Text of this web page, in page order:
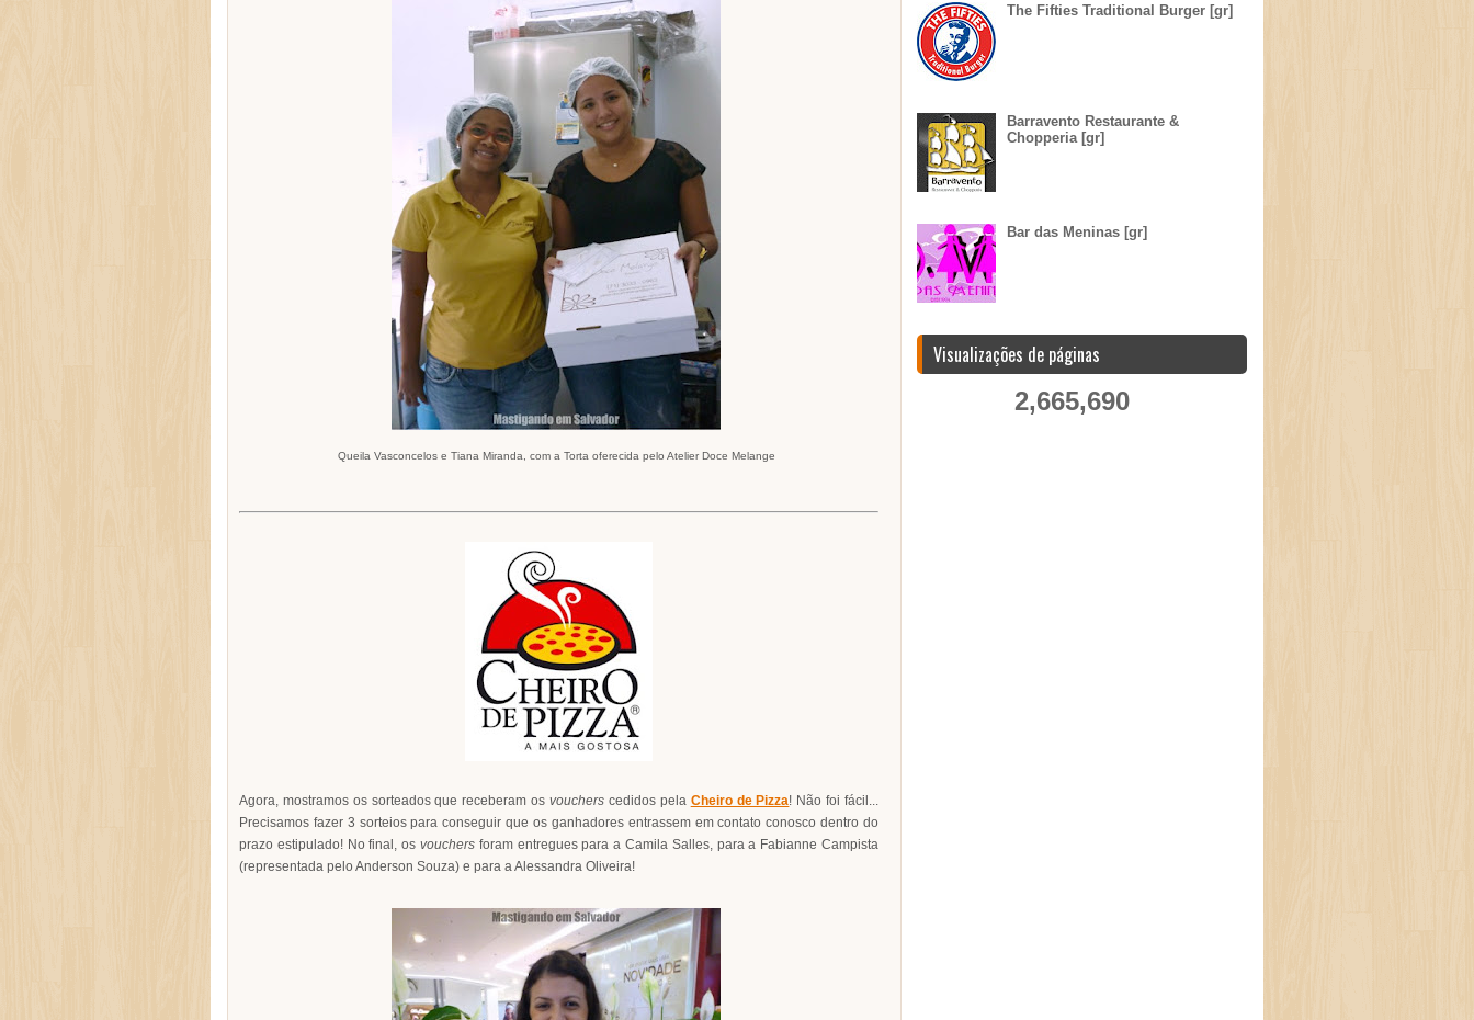
Queila Vasconcelos e Tiana Miranda, com a Torta oferecida pelo Atelier Doce Melange
Agora, mostramos os sorteados que receberam osvouchers cedidos pela Cheiro de Pizza! Não foi fácil...
Precisamos fazer 3 sorteios para conseguir que os ganhadores entrassem em contato conosco dentro do
prazo estipulado! No final, os vouchers foram entregues para a Camila Salles, para a Fabianne Campista
(representada pelo Anderson Souza) e para a Alessandra Oliveira!
The Fifties Traditional Burger [gr]
Barravento Restaurante &
Chopperia [gr]
Bar das Meninas [gr]
Visualizações de páginas
2,665,690